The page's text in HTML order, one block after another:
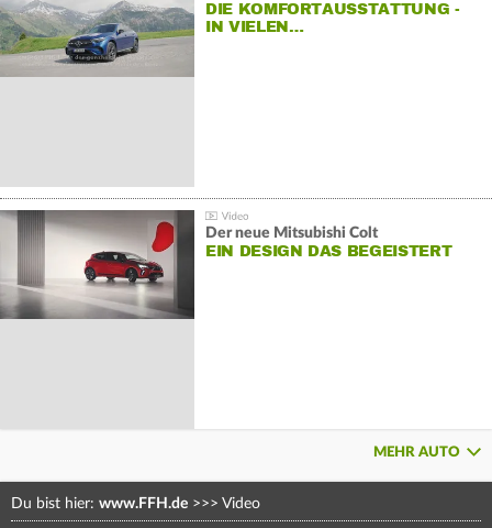
DIE KOMFORTAUSSTATTUNG -
IN VIELEN…
Der neue Mitsubishi Colt
EIN DESIGN DAS BEGEISTERT
MEHR AUTO
Du bist hier: www.FFH.de >>> Video